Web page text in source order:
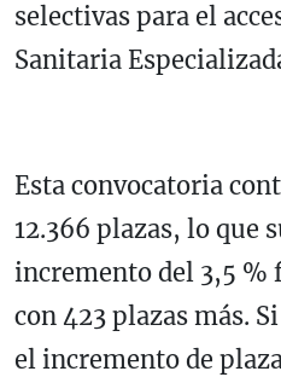
selectivas para el
Sanitaria
Esta convocatoria
12.366 plazas, lo que
incremento del 3,5 %
con 423 plazas más.
el incremento de